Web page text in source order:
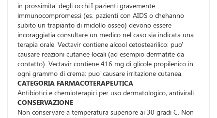
in prossimita' degli occhi.I pazienti gravemente
immunocompromessi (es. pazienti con AIDS o chehanno
subito un trapianto di midollo osseo) devono essere
incoraggiatia consultare un medico nel caso sia indicata una
terapia orale. Vectavir contiene alcool cetostearilico: puo'
causare reazioni cutanee locali (ad esempio dermatite da
contatto). Vectavir contiene 416 mg di glicole propilenico in
ogni grammo di crema: puo' causare irritazione cutanea.
CATEGORIA FARMACOTERAPEUTICA
Antibiotici e chemioterapici per uso dermatologico, antivirali.
CONSERVAZIONE
Non conservare a temperatura superiore ai 30 gradi C. Non